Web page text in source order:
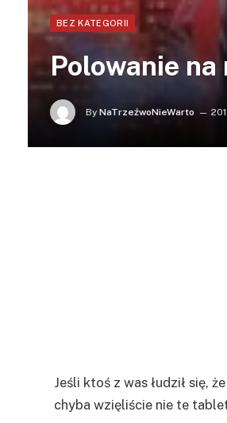
BEZ KATEGORII
Polowanie
By NaTrzeźwoNieWarto
Jeśli ktoś z was łudził się,
chyba wzięliście nie te